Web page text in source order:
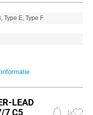
Type E, Type F
LEAD
7 C5
1x